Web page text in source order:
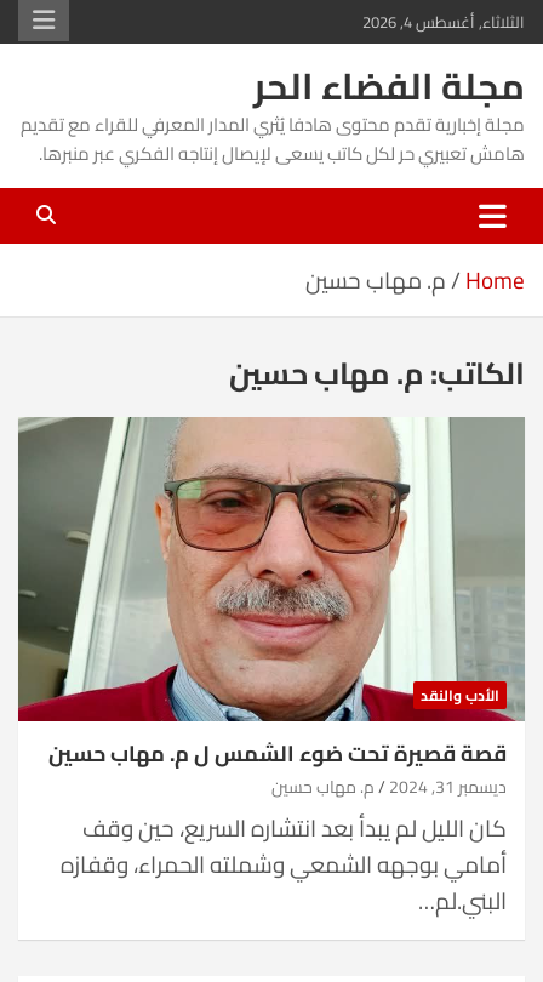
Skip
to
content
الثلاثاء, أغسطس 4, 2026
مجلة الفضاء الحر
مجلة إخبارية تقدم محتوى هادفا يُثري المدار المعرفي للقراء مع تقديم
هامش تعبيري حر لكل كاتب يسعى لإيصال إنتاجه الفكري عبر منبرها.
Home م. مهاب حسين
الكاتب:م. مهاب حسين
الأدب والنقد
قصة قصيرة تحت ضوء الشمس ل م. مهاب حسين
ديسمبر 31, 2024 م. مهاب حسين
كان الليل لم يبدأ بعد انتشاره السريع، حين وقف
أمامي بوجهه الشمعي وشملته الحمراء، وقفازه
البني.لم…